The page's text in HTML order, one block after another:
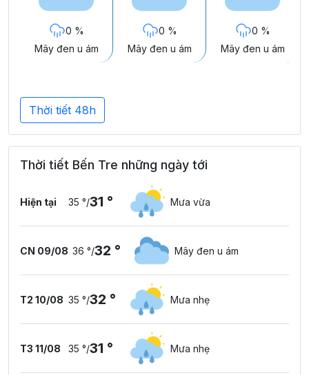
0 %
Mây đen u ám
0 %
Mây đen u ám
0 %
Mây đen u ám
Thời tiết 48h
Thời tiết Bến Tre những ngày tới
Hiện tại 35 °/31 ° Mưa vừa
CN 09/08 36 °/32 ° Mây đen u ám
T2 10/08 35 °/32 ° Mưa nhẹ
T3 11/08 35 °/31 ° Mưa nhẹ